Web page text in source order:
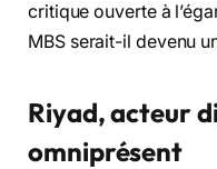
critique ouverte à
MBS serait-il devenu
Riyad, acteur
omniprésent